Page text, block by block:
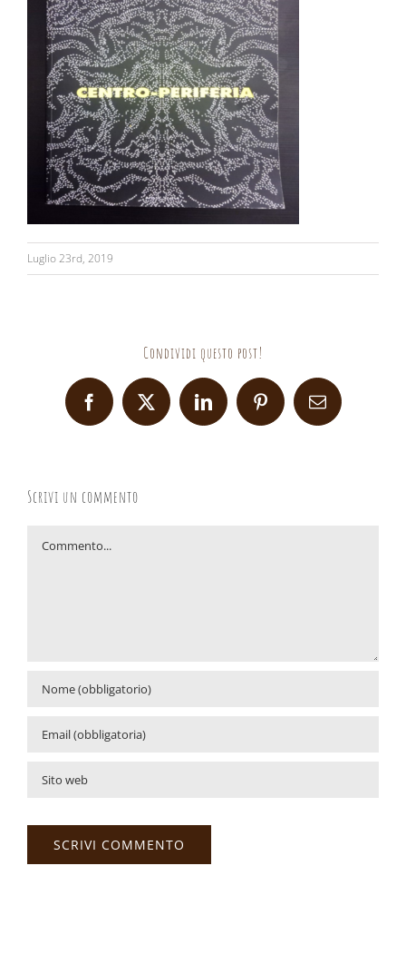
Luglio 23rd, 2019
Condividi questo post!
Facebook
X LinkedInPinterestEmail
Scrivi un commento